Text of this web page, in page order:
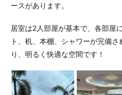
ースがあります。
居室は2人部屋が基本で、各部屋
ト、机、本棚、シャワーが完備
り、明るく快適な空間です！